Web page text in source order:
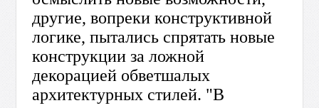
другие, вопреки конструктивной
логике, пытались спрятать новые
конструкции за ложной
декорацией обветшалых
архитектурных стилей. "В